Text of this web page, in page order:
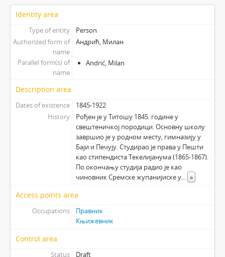
Identity area
Type of entity
Person
Authorized form of
name
Андрић, Милан
Parallel form(s) of
name
Andrić, Milan
Description area
Dates of existence
1845-1922
History
Рођен је у Титошу 1845. године у
свештеничкој породици. Основну школу
завршио је у родном месту, гимназију у
Баји и Печују. Студирао је права у Пешти
као стипендиста Текелијанума (1865-1867).
По окончању студија радио је као
чиновник Сремске жупанијиске у... »
Access points area
Occupations
Правник
Књижевник
Control area
Status Draft